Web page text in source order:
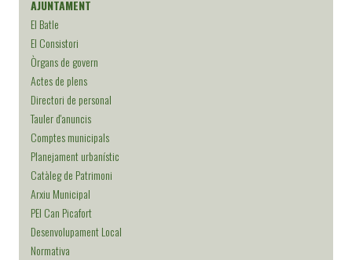
AJUNTAMENT
El Batle
El Consistori
Òrgans de govern
Actes de plens
Directori de personal
Tauler d'anuncis
Comptes municipals
Planejament urbanístic
Catàleg de Patrimoni
Arxiu Municipal
PEI Can Picafort
Desenvolupament Local
Normativa